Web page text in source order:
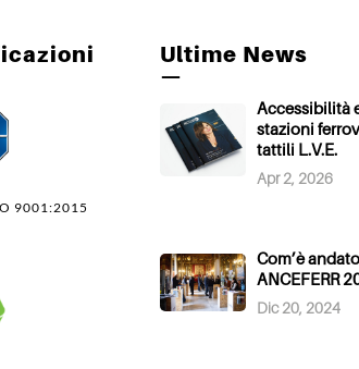
9001:2015
Ultime News
—
Accessibilità
stazioni
tattili L.V.E.
Apr 2, 2026
Com’è
ANCEFERR
Dic 20, 2024